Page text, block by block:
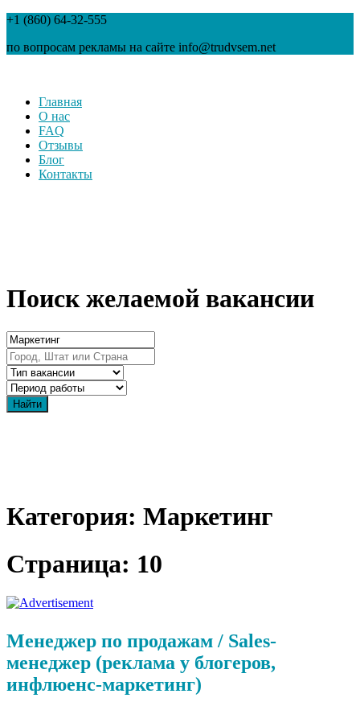
+1 (860) 64-32-555
по вопросам рекламы на сайте info@trudvsem.net
Главная
О нас
FAQ
Отзывы
Блог
Контакты
Поиск желаемой вакансии
Категория: Маркетинг
Страница: 10
Менеджер по продажам / Sales-
менеджер (реклама у блогеров,
инфлюенс-маркетинг)